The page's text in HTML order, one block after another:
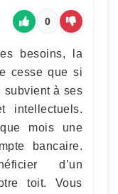
0
besoins, la
cesse que si
subvient à ses
intellectuels.
mois une
bancaire.
d’un
toit. Vous